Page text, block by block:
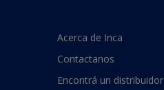
Acerca de Inca
Contactanos
Encontrá un